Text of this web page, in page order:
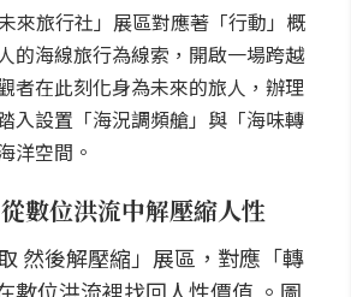
來旅行社」展區對應著「行動」概
的海線旅行為線索，開啟一場跨越
者在此刻化身為未來的旅人，辦理
入設置「海況調頻艙」與「海味轉
洋空間。
數位洪流中解壓縮人性